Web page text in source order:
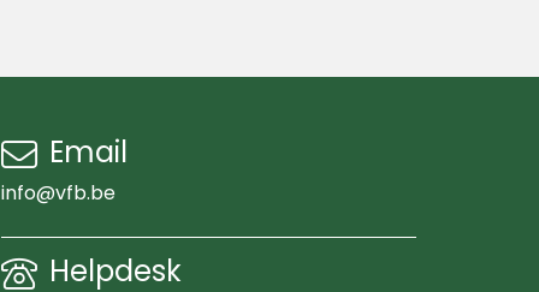
Email
info@vfb.be
Helpdesk